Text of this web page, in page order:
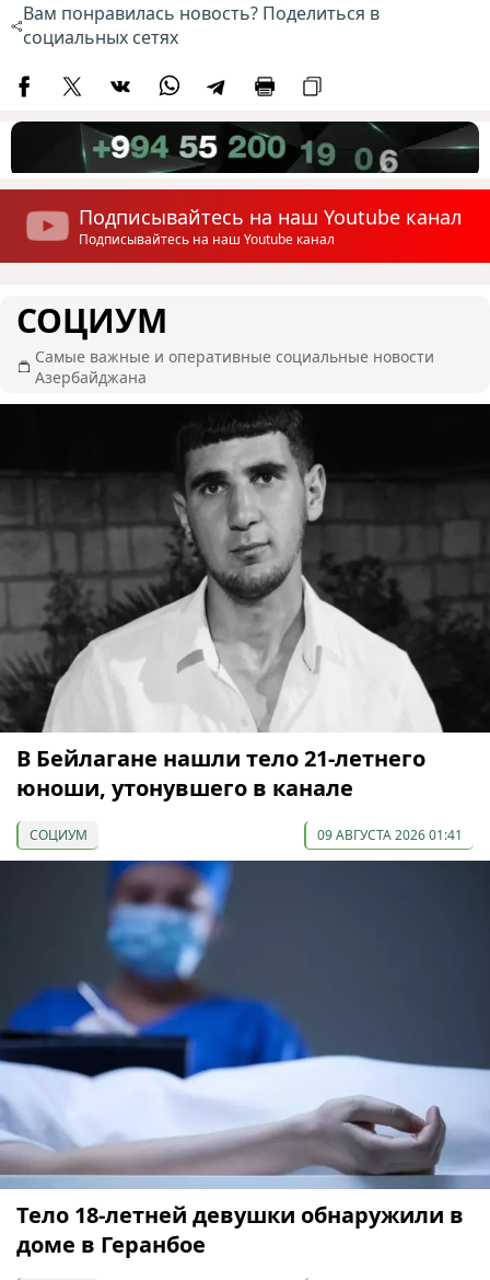
Вам понравилась новость? Поделиться в
социальных сетях
Подписывайтесь на наш Youtube канал
Подписывайтесь на наш Youtube канал
СОЦИУМ
Самые важные и оперативные социальные новости
Азербайджана
В Бейлагане нашли тело 21-летнего
юноши, утонувшего в канале
СОЦИУМ 09 АВГУСТА 2026 01:41
Тело 18-летней девушки обнаружили в
доме в Геранбое